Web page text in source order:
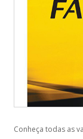
Conheça todas as